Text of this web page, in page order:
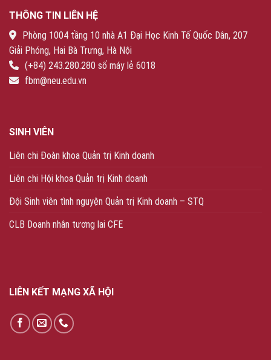
THÔNG TIN LIÊN HỆ
Phòng 1004 tầng 10 nhà A1 Đại Học Kinh Tế Quốc Dân, 207
Giải Phóng, Hai Bà Trưng, Hà Nội
(+84) 243.280.280 số máy lẻ 6018
fbm@neu.edu.vn
SINH VIÊN
Liên chi Đoàn khoa Quản trị Kinh doanh
Liên chi Hội khoa Quản trị Kinh doanh
Đội Sinh viên tình nguyện Quản trị Kinh doanh – STQ
CLB Doanh nhân tương lai CFE
LIÊN KẾT MẠNG XÃ HỘI